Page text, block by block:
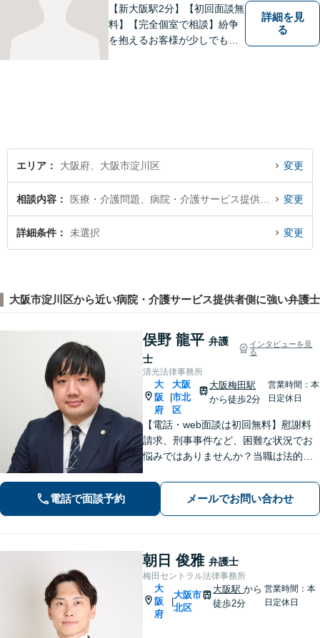
【新大阪駅2分】【初回面談無
料】【完全個室で相談】紛争
を抱えるお客様が少しでも早
詳細を見
る
エリア 大阪府、大阪市淀川区 変更
相談内容 変更
詳細条件 未選択 変更
大阪市淀川区から近い病院・介護サービス提供者側に強い弁護士
俣野 龍平 弁護
士
インタビューを見
る
清光法律事務所
大
阪
府
大阪
市北
区
大阪梅田駅
から徒歩2分
営業時間：本
日定休日
【電話・web面談は初回無料】慰謝料
請求、刑事事件など、困難な状況でお
悩みではありませんか？当職は法的な
にし、最善の道を見つける伴走者とな
ります。一人で抱え込まず、まずはご
相談ください。
電話で面談予約 メールでお問い合わせ
朝日 俊雅 弁護士
梅田セントラル法律事務所
大
阪
府
大阪市
北区
大阪駅から
徒歩2分
営業時間：本
日定休日